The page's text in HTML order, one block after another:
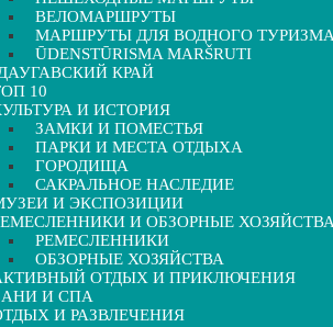
ВЕЛОМАРШРУТЫ
МАРШРУТЫ ДЛЯ ВОДНОГО ТУРИЗМА
ŪDENSTŪRISMA MARŠRUTI
КРАЙ
10
И ИСТОРИЯ
ЗАМКИ И ПОМЕСТЬЯ
ПАРКИ И МЕСТА ОТДЫХА
ГОРОДИЩА
САКРАЛЬНОЕ НАСЛЕДИЕ
И ЭКСПОЗИЦИИ
И ОБЗОРНЫЕ ХОЗЯЙСТВА
РЕМЕСЛЕННИКИ
ОБЗОРНЫЕ ХОЗЯЙСТВА
ОТДЫХ И ПРИКЛЮЧЕНИЯ
И СПА
И РАЗВЛЕЧЕНИЯ